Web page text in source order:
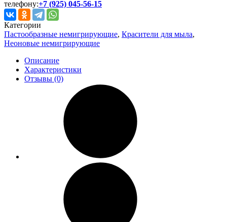
телефону:+7 (925) 045-56-15
Категории
Пастообразные немигрирующие, Красители для мыла,
Неоновые немигрирующие
Описание
Характеристики
Отзывы (0)